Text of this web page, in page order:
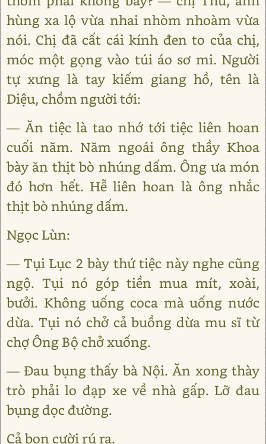
hùng xa lộ vừa nhai nhòm nhoàm vừa
nói. Chị đã cất cái kính đen to của chị,
móc một gọng vào túi áo sơ mi. Người
tự xưng là tay kiếm giang hồ, tên là
Diệu, chồm người tới:
— Ăn tiệc là tao nhớ tới tiệc liên hoan
cuối năm. Năm ngoái ông thầy Khoa
bày ăn thịt bò nhúng dấm. Ông ưa món
đó hơn hết. Hễ liên hoan là ông nhắc
thịt bò nhúng dấm.
Ngọc Lùn:
— Tụi Lục 2 bày thứ tiệc này nghe cũng
ngộ. Tụi nó góp tiền mua mít, xoài,
bưởi. Không uống coca mà uống nước
dừa. Tụi nó chở cả buồng dừa mu sĩ từ
chợ Ông Bộ chở xuống.
— Đau bụng thấy bà Nội. Ăn xong thày
trò phải lo đạp xe về nhà gấp. Lỡ đau
bụng dọc đường.
Cả bọn cười rú ra.